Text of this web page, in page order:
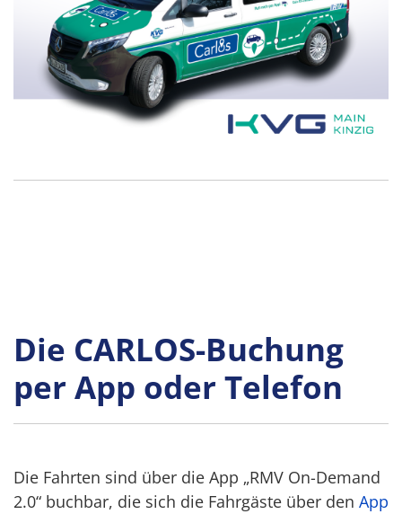
Die CARLOS-Buchung
per App oder Telefon
Die Fahrten sind über die App „RMV On-Demand
2.0“ buchbar, die sich die Fahrgäste über den App